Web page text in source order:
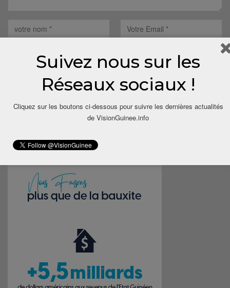
Save my name, email, and website in this browser for the next
time I comment.
Suivez nous sur les
Réseaux sociaux !
Cliquez sur les boutons ci-dessous pour suivre les dernières actualités
de VisionGuinee.info